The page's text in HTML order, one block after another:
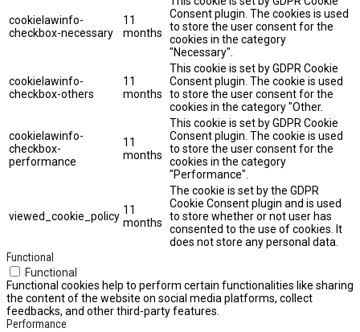
cookielawinfo-
checkbox-necessary
11
months
Consent plugin. The cookies is used
to store the user consent for the
cookies in the category
"Necessary".
cookielawinfo-
checkbox-others
11
months
This cookie is set by GDPR Cookie
Consent plugin. The cookie is used
to store the user consent for the
cookies in the category "Other.
cookielawinfo-
checkbox-
performance
11
months
This cookie is set by GDPR Cookie
Consent plugin. The cookie is used
to store the user consent for the
cookies in the category
"Performance".
viewed_cookie_policy 11
months
The cookie is set by the GDPR
Cookie Consent plugin and is used
to store whether or not user has
consented to the use of cookies. It
does not store any personal data.
Functional
Functional
Functional cookies help to perform certain functionalities like sharing
the content of the website on social media platforms, collect
feedbacks, and other third-party features.
Performance